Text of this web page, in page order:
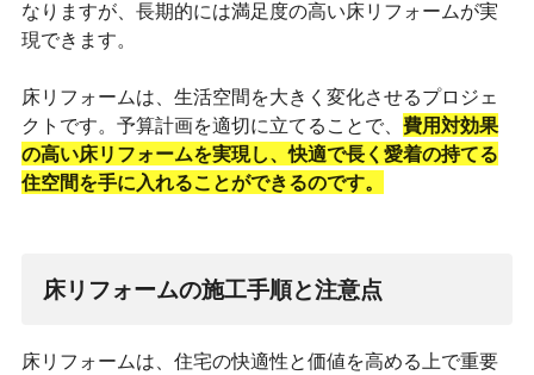
なりますが、長期的には満足度の高い床リフォームが実
現できます。
床リフォームは、生活空間を大きく変化させるプロジェ
クトです。予算計画を適切に立てることで、 費用対効果
の高い床リフォームを実現し、快適で長く愛着の持てる
住空間を手に入れることができるのです。
床リフォームの施工手順と注意点
床リフォームは、住宅の快適性と価値を高める上で重要